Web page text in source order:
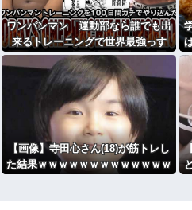
ワンパンマン「運動部なら誰でも出
来るトレーニングで世界最強っす
笑」
なろうじゃん
【画像】寺田心さん(18)が筋トレし
た結果ｗｗｗｗｗｗｗｗｗｗｗｗｗ